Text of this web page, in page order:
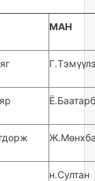
МАН
н.Султан